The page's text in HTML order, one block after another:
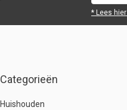
* Lees
Categorieën
Huishouden